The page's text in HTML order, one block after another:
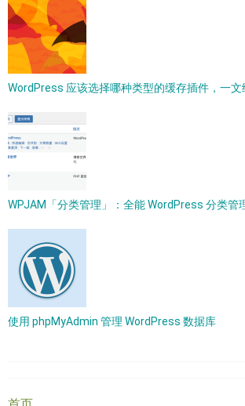
WordPress 应该选择哪种类型的缓存插件，一文
WPJAM「分类管理」：全能 WordPress 分类管
使用 phpMyAdmin 管理 WordPress 数据库